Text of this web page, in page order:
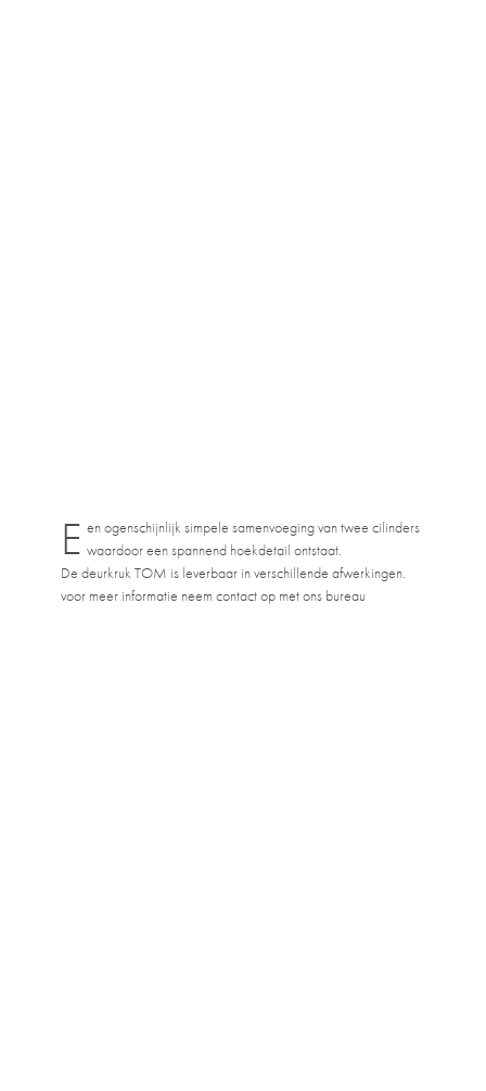
E en ogenschijnlijk simpele samenvoeging van twee cilinders
waardoor een spannend hoekdetail ontstaat.
De deurkruk TOM is leverbaar in verschillende afwerkingen.
voor meer informatie neem contact op met ons bureau